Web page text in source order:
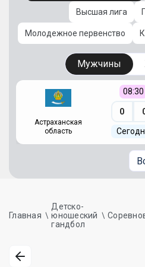
Высшая лига
Молодежное первенство
Мужчины
Астраханская
область
08:30
0
Главная
Детско-
юношеский
гандбол